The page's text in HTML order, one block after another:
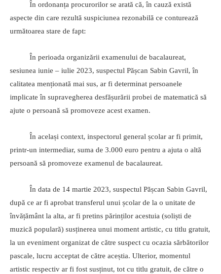
În ordonanța procurorilor se arată că, în cauză există
aspecte din care rezultă suspiciunea rezonabilă ce conturează
următoarea stare de fapt:
În perioada organizării examenului de bacalaureat,
sesiunea iunie – iulie 2023, suspectul Pășcan Sabin Gavril, în
calitatea menționată mai sus, ar fi determinat persoanele
implicate în supravegherea desfășurării probei de matematică să
ajute o persoană să promoveze acest examen.
În același context, inspectorul general școlar ar fi primit,
printr-un intermediar, suma de 3.000 euro pentru a ajuta o altă
persoană să promoveze examenul de bacalaureat.
În data de 14 martie 2023, suspectul Pășcan Sabin Gavril,
după ce ar fi aprobat transferul unui școlar de la o unitate de
învățământ la alta, ar fi pretins părinților acestuia (soliști de
muzică populară) susținerea unui moment artistic, cu titlu gratuit,
la un eveniment organizat de către suspect cu ocazia sărbătorilor
pascale, lucru acceptat de către aceștia. Ulterior, momentul
artistic respectiv ar fi fost susținut, tot cu titlu gratuit, de către o